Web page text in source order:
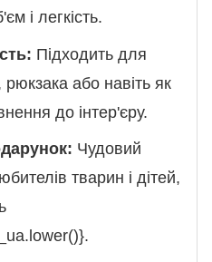
і легкість.
Підходить для
або навіть як
до інтер'єру.
Чудовий
тварин і дітей,